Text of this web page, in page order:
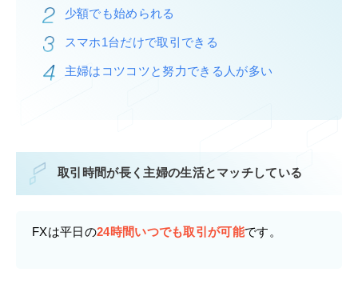
少額でも始められる
スマホ1台だけで取引できる
主婦はコツコツと努力できる人が多い
取引時間が長く主婦の生活とマッチしている
FXは平日の24時間いつでも取引が可能です。